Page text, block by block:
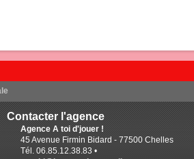
Contacter l'agence
Agence A toi d'jouer !
45 Avenue Firmin Bidard - 77500 Chelles
Tél. 06.85.12.38.83 •